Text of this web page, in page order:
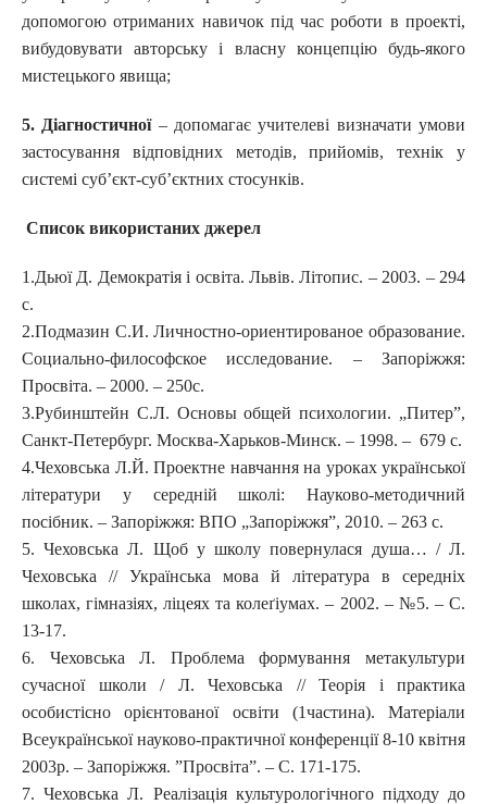
допомогою отриманих навичок під час роботи в проекті,
вибудовувати авторську і власну концепцію будь-якого
мистецького явища;
5. Діагностичної– допомагає учителеві визначати умови
застосування відповідних методів, прийомів, технік у
системі суб’єкт-суб’єктних стосунків.
Список використаних джерел
1.Дьюї Д. Демократія і освіта. Львів. Літопис. – 2003. – 294
с.
2.Подмазин С.И. Личностно-ориентированое образование.
Социально-философское исследование. – Запоріжжя:
Просвіта. – 2000. – 250с.
3.Рубинштейн С.Л. Основы общей психологии. „Питер”,
Санкт-Петербург. Москва-Харьков-Минск. – 1998. – 679 с.
4.Чеховська Л.Й. Проектне навчання на уроках української
літератури у середній школі: Науково-методичний
посібник. – Запоріжжя: ВПО „Запоріжжя”, 2010. – 263 с.
5. Чеховська Л. Щоб у школу повернулася душа… / Л.
Чеховська // Українська мова й література в середніх
школах, гімназіях, ліцеях та колеґіумах. – 2002. – №5. – С.
13-17.
6. Чеховська Л. Проблема формування метакультури
сучасної школи / Л. Чеховська // Теорія і практика
особистісно орієнтованої освіти (1частина). Матеріали
Всеукраїнської науково-практичної конференції 8-10 квітня
2003р. – Запоріжжя. ”Просвіта”. – С. 171-175.
7. Чеховська Л. Реалізація культурологічного підходу до